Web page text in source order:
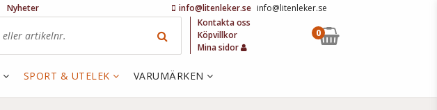
info@litenleker.se info@litenleker.se
Nyheter
Kontakta oss
Köpvillkor
Mina sidor
0
SPORT & UTELEK VARUMÄRKEN